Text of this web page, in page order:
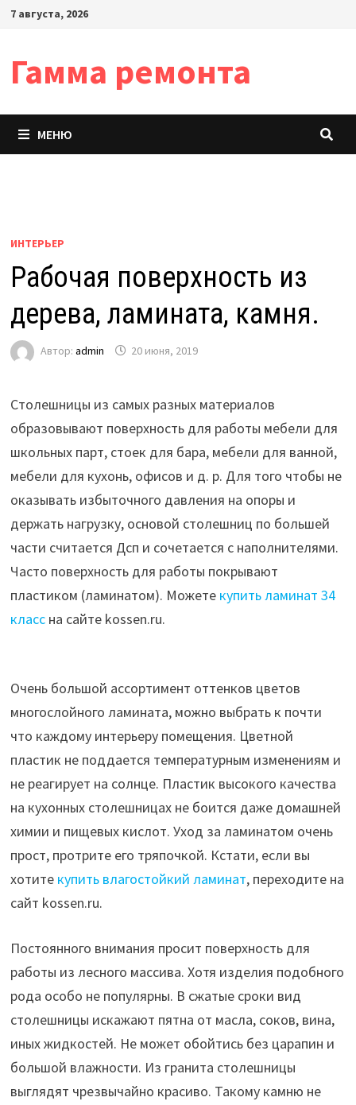
Перейти
7 августа, 2026
Гамма ремонта
МЕНЮ
ИНТЕРЬЕР
Рабочая поверхность из
дерева, ламината, камня.
Автор: admin 20 июня, 2019
Столешницы из самых разных материалов
образовывают поверхность для работы мебели для
школьных парт, стоек для бара, мебели для ванной,
мебели для кухонь, офисов и д. р. Для того чтобы не
оказывать избыточного давления на опоры и
держать нагрузку, основой столешниц по большей
части считается Дсп и сочетается с наполнителями.
Часто поверхность для работы покрывают
пластиком (ламинатом). Можете купить ламинат 34
классна сайте kossen.ru.
Очень большой ассортимент оттенков цветов
многослойного ламината, можно выбрать к почти
что каждому интерьеру помещения. Цветной
пластик не поддается температурным изменениям и
не реагирует на солнце. Пластик высокого качества
на кухонных столешницах не боится даже домашней
химии и пищевых кислот. Уход за ламинатом очень
прост, протрите его тряпочкой. Кстати, если вы
хотите купить влагостойкий ламинат, переходите на
сайт kossen.ru.
Постоянного внимания просит поверхность для
работы из лесного массива. Хотя изделия подобного
рода особо не популярны. В сжатые сроки вид
столешницы искажают пятна от масла, соков, вина,
иных жидкостей. Не может обойтись без царапин и
большой влажности. Из гранита столешницы
выглядят чрезвычайно красиво. Такому камню не